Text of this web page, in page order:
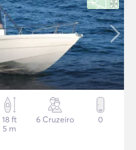
18 ft
5 m
6 Cruzeiro 0